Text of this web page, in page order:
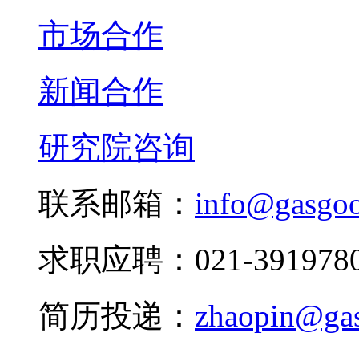
市场合作
新闻合作
研究院咨询
联系邮箱：
求职应聘：021-
简历投递：